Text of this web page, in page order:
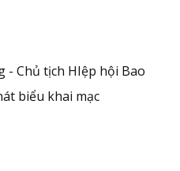
- Chủ tịch HIệp hội Bao
biểu khai mạc